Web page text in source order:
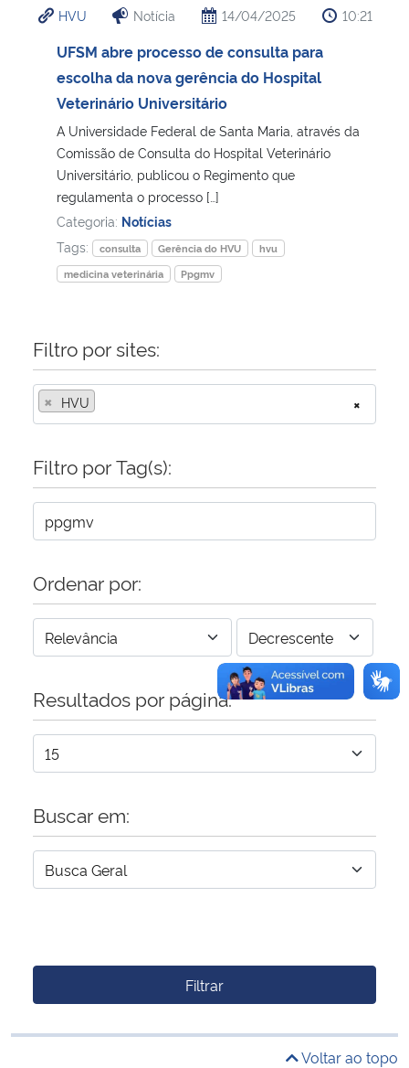
Ministério da Cidadania
Ministério de Minas e Energia
Ministério da Ciência, Tecnologia, Inovações e Comunicações
Ministério do Meio Ambiente
Ministério do Turismo
Controladoria-Geral da União
Ministério da Mulher, da Família e dos Direitos Humanos
Secretaria de Governo
Advocacia-Geral da União
Banco Central do Brasil
Planalto
HVU Notícia 14/04/2025 10:21
UFSM abre processo de consulta para
escolha da nova gerência do Hospital
Veterinário Universitário
A Universidade Federal de Santa Maria, através da
Comissão de Consulta do Hospital Veterinário
Universitário, publicou o Regimento que
regulamenta o processo […]
Categoria: Notícias
Tags:
consulta Gerência do HVU
hvu
medicina veterinária
Ppgmv
Filtro por sites:
×
× HVU
Filtro por Tag(s):
Ordenar por:
Resultados por página:
Buscar em:
Filtrar
Voltar ao topo